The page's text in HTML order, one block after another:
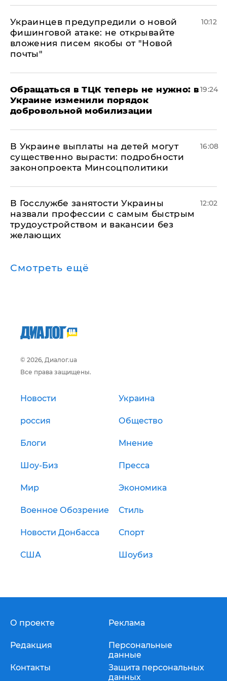
Украинцев предупредили о новой
фишинговой атаке: не открывайте
вложения писем якобы от "Новой
почты"
10:12
Обращаться в ТЦК теперь не нужно: в
Украине изменили порядок
добровольной мобилизации
19:24
В Украине выплаты на детей могут
существенно вырасти: подробности
законопроекта Минсоцполитики
16:08
В Госслужбе занятости Украины
назвали профессии с самым быстрым
трудоустройством и вакансии без
желающих
12:02
Смотреть ещё
© 2026, Диалог.ua
Все права защищены.
Новости Украина
россия Общество
Блоги Мнение
Шоу-Биз Пресса
Мир Экономика
Военное Обозрение Стиль
Новости Донбасса Спорт
США Шоубиз
О проекте
Редакция
Контакты
Реклама
Персональные
данные
Защита персональных
данных